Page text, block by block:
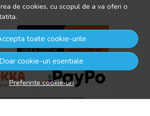
de cookies, cu scopul de a va oferi o
toate cookie-urile
Doar cookie-uri esentiale
Preferinte cookie-uri